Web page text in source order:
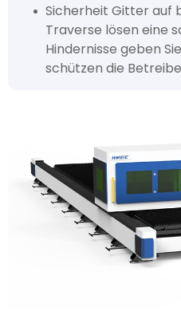
Sicherheit Gitter auf
Traverse lösen eine
Hindernisse geben
schützen die